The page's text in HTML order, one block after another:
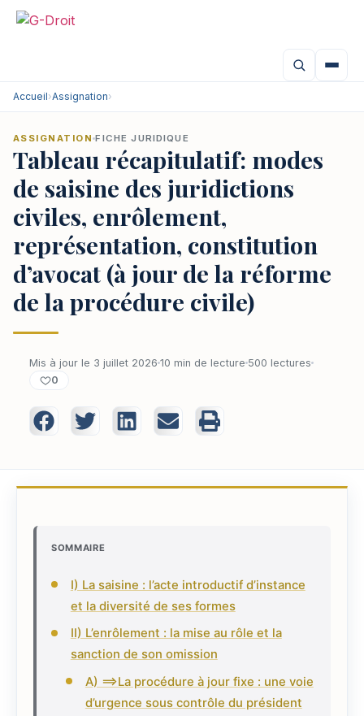
Accueil›Assignation›
ASSIGNATION FICHE JURIDIQUE
Tableau récapitulatif: modes
de saisine des juridictions
civiles, enrôlement,
représentation, constitution
d’avocat (à jour de la réforme
de la procédure civile)
Mis à jour le 3 juillet 2026 10 min de lecture 500 lectures
0
SOMMAIRE
I) La saisine : l’acte introductif d’instance
et la diversité de ses formes
II) L’enrôlement : la mise au rôle et la
sanction de son omission
A) ==>La procédure à jour fixe : une voie
d’urgence sous contrôle du président